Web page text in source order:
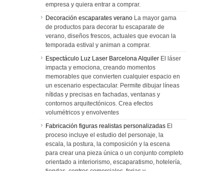
empresa y quiera entrar a comprar.
Decoración escaparates verano La mayor gama
de productos para decorar tu escaparate de
verano, diseños frescos, actuales que evocan la
temporada estival y animan a comprar.
Espectáculo Luz Laser Barcelona Alquiler El láser
impacta y emociona, creando momentos
memorables que convierten cualquier espacio en
un escenario espectacular. Permite dibujar líneas
nítidas y precisas en fachadas, ventanas y
contornos arquitectónicos. Crea efectos
volumétricos y envolventes
Fabricación figuras realistas personalizadas El
proceso incluye el estudio del personaje, la
escala, la postura, la composición y la escena
para crear una pieza única o un conjunto completo
orientado a interiorismo, escaparatismo, hotelería,